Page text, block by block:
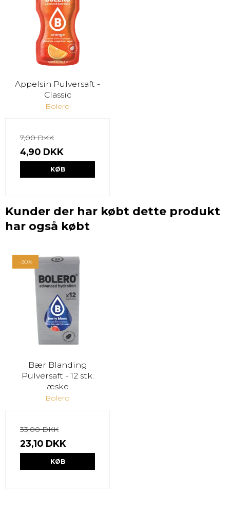
Appelsin Pulversaft -
Classic
Bolero
7,00 DKK
4,90 DKK
KØB
Kunder der har købt dette produkt
har også købt
-30%
Bær Blanding
Pulversaft - 12 stk.
æske
Bolero
33,00 DKK
23,10 DKK
KØB